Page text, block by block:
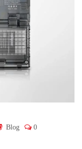
Blog 0